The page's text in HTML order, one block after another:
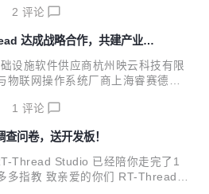
的三大硬核竞争力是极致的超低
V生态建设，为全球RISC-V生态
态，我们非常高兴看到像RT-Thr
我们，共同推动创新的新时代。RT
取得了显著的成就及影响力，因此
我们进一步加速基于 RISC-V 的物
...
2 评论
达成战略合作，共建产业物
设施软件供应商杭州映云科技有限
物联网操作系统厂商上海睿赛德电
开发者和企业用户在 ICT 、电力能
态。 EMQ 映云科技是一家开源物
商，交付全球领先的开源 MQTT
，提供基于云原生+边缘计算技术
1 评论
问卷，送开发板！
Thread Studio 已经陪你走完了1
多指教 致亲爱的你们 RT-Thread S